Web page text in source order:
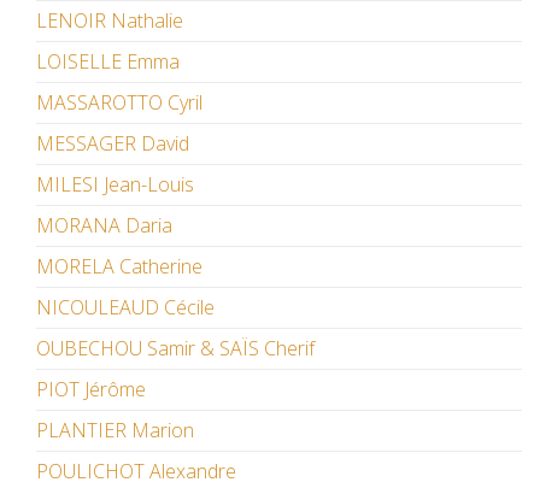
LENOIR Nathalie
LOISELLE Emma
MASSAROTTO Cyril
MESSAGER David
MILESI Jean-Louis
MORANA Daria
MORELA Catherine
NICOULEAUD Cécile
OUBECHOU Samir & SAÏS Cherif
PIOT Jérôme
PLANTIER Marion
POULICHOT Alexandre